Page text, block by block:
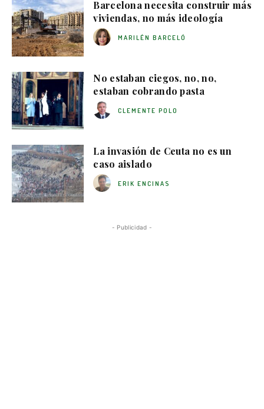
Barcelona necesita construir más
viviendas, no más ideología
MARILÉN BARCELÓ
No estaban ciegos, no, no,
estaban cobrando pasta
CLEMENTE POLO
La invasión de Ceuta no es un
caso aislado
ERIK ENCINAS
- Publicidad -